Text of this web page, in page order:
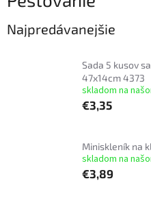
Najpredávanejšie
Sada 5 kusov
47x14cm 4373
skladom na
€3,35
Miniskleník na
skladom na
€3,89